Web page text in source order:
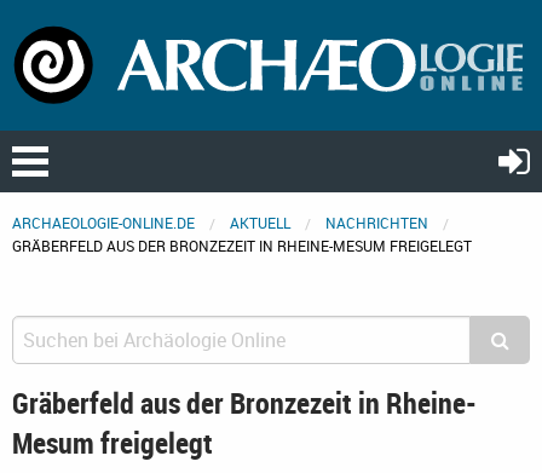
ARCHAEOLOGIE-ONLINE.DE AKTUELL
NACHRICHTEN
GRÄBERFELD AUS DER BRONZEZEIT IN RHEINE-MESUM FREIGELEGT
Gräberfeld aus der Bronzezeit in Rheine-
Mesum freigelegt